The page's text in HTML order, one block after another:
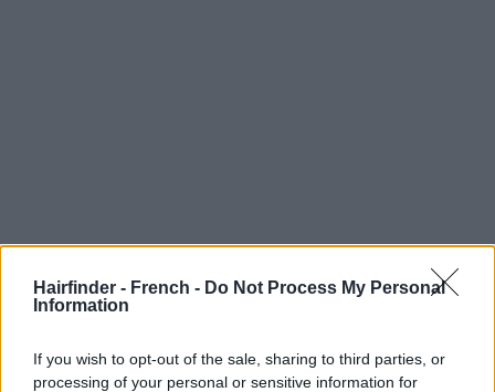
Hairfinder - French - Do Not Process My Personal
Information
If you wish to opt-out of the sale, sharing to third parties, or
processing of your personal or sensitive information for